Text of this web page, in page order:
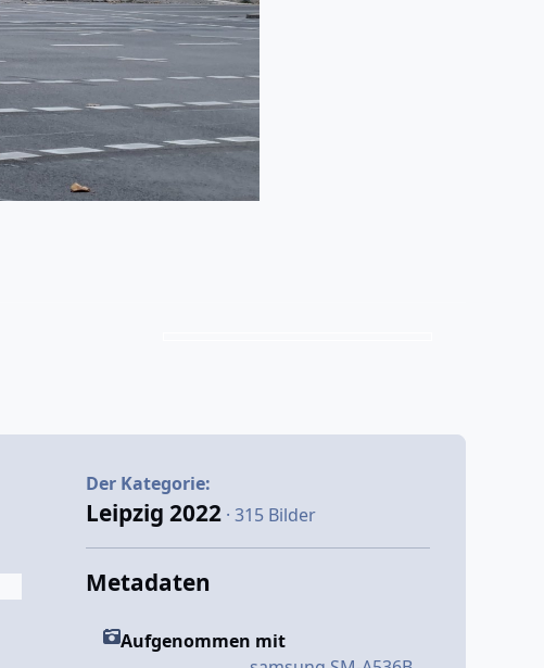
Der Kategorie:
Leipzig 2022 · 315 Bilder
Metadaten
Aufgenommen mit